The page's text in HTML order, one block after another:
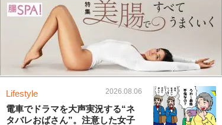
Lifestyle 2026.08.06
電車でドラマを大声実況する“ネ
タバレおばさん”。注意した女子